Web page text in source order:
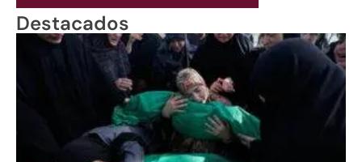
Destacados